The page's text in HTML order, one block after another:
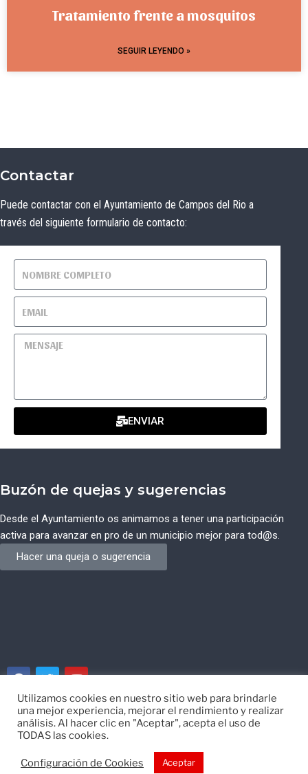
Tratamiento frente a mosquitos
SEGUIR LEYENDO »
Contactar
Puede contactar con el Ayuntamiento de Campos del Rio a
través del siguiente formulario de contacto:
ENVIAR
Buzón de quejas y sugerencias
Desde el Ayuntamiento os animamos a tener una participación
activa para avanzar en pro de un municipio mejor para tod@s.
Hacer una queja o sugerencia
© Ayuntamiento de Campos del Río de Murcia
Utilizamos cookies en nuestro sitio web para brindarle
una mejor experiencia, mejorar el rendimiento y realizar
análisis. Al hacer clic en "Aceptar", acepta el uso de
TODAS las cookies.
Configuración de Cookies Aceptar